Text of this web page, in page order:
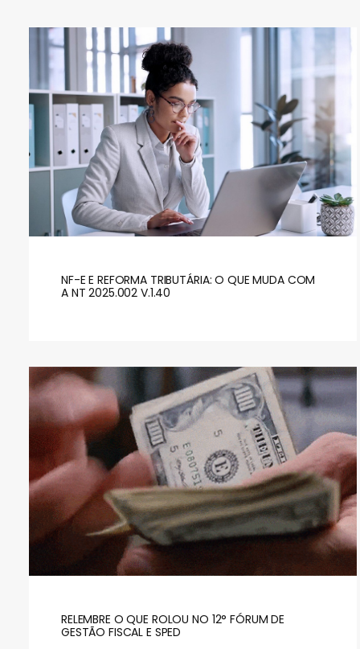
NF-E E REFORMA TRIBUTÁRIA: O QUE MUDA COM
A NT 2025.002 V.1.40
RELEMBRE O QUE ROLOU NO 12° FÓRUM DE
GESTÃO FISCAL E SPED